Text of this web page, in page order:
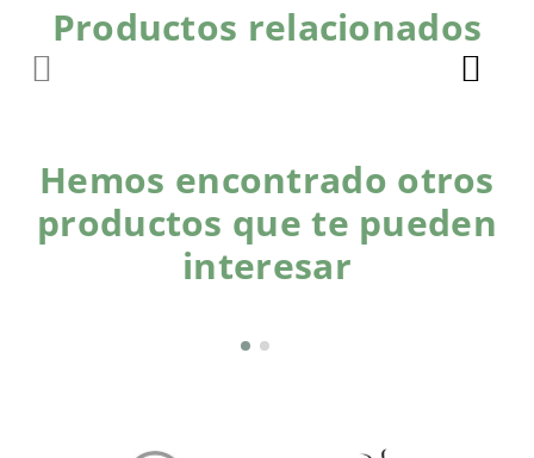
Productos relacionados
Hemos encontrado otros
productos que te pueden
interesar